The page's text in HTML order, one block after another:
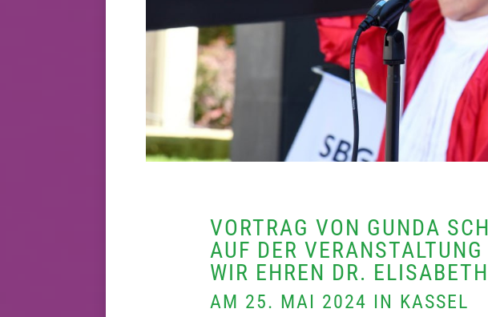
VORTRAG VON GUNDA
AUF DER
WIR EHREN DR.
AM 25. MAI 2024 IN KASSEL